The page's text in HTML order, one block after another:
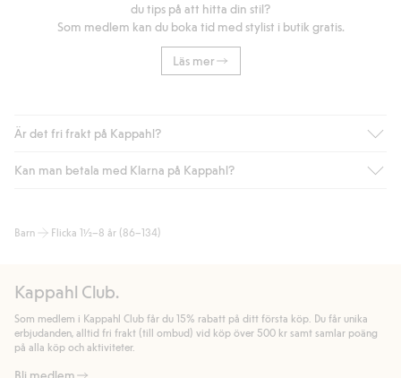
du tips på att hitta din stil?
Som medlem kan du boka tid med stylist i butik gratis.
Läs mer
Är det fri frakt på Kappahl?
Är du medlem i Kappahl Club har du alltid gratis frakt till butik
automatik efter du loggat in och identifierats som medlem.
handlar för.
Läs mer
Kan man betala med Klarna på Kappahl?
bland annat faktura och swish men även andra betalningssätt.
allmänna villkor.
Läs mer
Barn Flicka 1½–8 år (86–134)
Kappahl Club.
Som medlem i Kappahl Club får du 15% rabatt på ditt första köp. Du får unika
erbjudanden, alltid fri frakt (till ombud) vid köp över 500 kr samt samlar poäng
på alla köp och aktiviteter.
Bli medlem